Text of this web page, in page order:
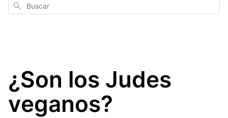
Buscar
¿Son los Judes
veganos?